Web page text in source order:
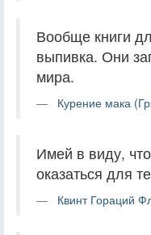
Вообще книги
выпивка. Они
мира.
Курение мака
Имей в виду,
оказаться для
Квинт Гораций